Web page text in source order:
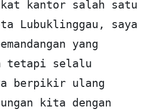
kantor salah satu
Lubuklinggau, saya
yang
tetapi selalu
berpikir ulang
kita dengan